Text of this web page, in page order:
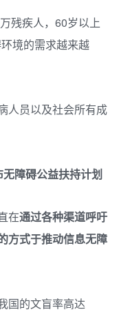
残疾人，60岁以上
境的需求越来越
人员以及社会所有成
障碍公益扶持计划
在通过各种渠道呼吁
方式于推动信息无障
国的文盲率高达